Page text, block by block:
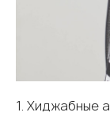
1. Хиджабные